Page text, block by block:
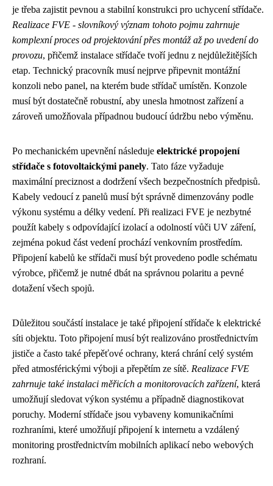
je třeba zajistit pevnou a stabilní konstrukci pro uchycení střídače.
Realizace FVE - slovníkový význam tohoto pojmu zahrnuje
komplexní proces od projektování přes montáž až po uvedení do
provozu, přičemž instalace střídače tvoří jednu z nejdůležitějších
etap. Technický pracovník musí nejprve připevnit montážní
konzoli nebo panel, na kterém bude střídač umístěn. Konzole
musí být dostatečně robustní, aby unesla hmotnost zařízení a
zároveň umožňovala případnou budoucí údržbu nebo výměnu.
Po mechanickém upevnění následuje elektrické propojení
střídače s fotovoltaickými panely. Tato fáze vyžaduje
maximální preciznost a dodržení všech bezpečnostních předpisů.
Kabely vedoucí z panelů musí být správně dimenzovány podle
výkonu systému a délky vedení. Při realizaci FVE je nezbytné
použít kabely s odpovídající izolací a odolností vůči UV záření,
zejména pokud část vedení prochází venkovním prostředím.
Připojení kabelů ke střídači musí být provedeno podle schématu
výrobce, přičemž je nutné dbát na správnou polaritu a pevné
dotažení všech spojů.
Důležitou součástí instalace je také připojení střídače k elektrické
síti objektu. Toto připojení musí být realizováno prostřednictvím
jističe a často také přepěťové ochrany, která chrání celý systém
před atmosférickými výboji a přepětím ze sítě. Realizace FVE
zahrnuje také instalaci měřicích a monitorovacích zařízení, která
umožňují sledovat výkon systému a případně diagnostikovat
poruchy. Moderní střídače jsou vybaveny komunikačními
rozhraními, které umožňují připojení k internetu a vzdálený
monitoring prostřednictvím mobilních aplikací nebo webových
rozhraní.